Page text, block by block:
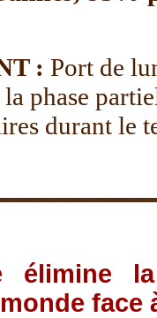
: Port de
phase
durant le
élimine
face